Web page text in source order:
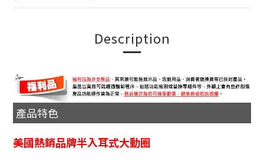
Description
產品特色
美國熱銷品牌半入耳式大動圈